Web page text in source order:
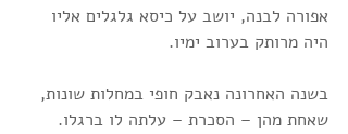
אפורה לבנה, יושב על כיסא גלגלים אליו
היה מרותק בערוב ימיו.
בשנה האחרונה נאבק חופי במחלות שונות,
שאחת מהן – הסכרת – עלתה לו ברגלו.